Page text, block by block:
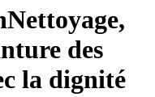
Nettoyage,
des
la dignité